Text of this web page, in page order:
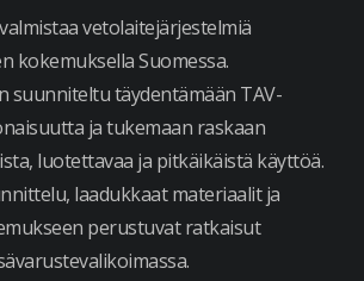
vetolaitejärjestelmiä
kokemuksella Suomessa.
suunniteltu täydentämään TAV-
ja tukemaan raskaan
luotettavaa ja pitkäikäistä käyttöä.
laadukkaat materiaalit ja
perustuvat ratkaisut